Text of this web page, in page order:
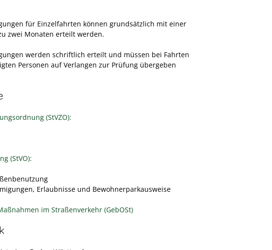
für Einzelfahrten können grundsätzlich mit einer
zwei Monaten erteilt werden.
werden schriftlich erteilt und müssen bei Fahrten
Personen auf Verlangen zur Prüfung übergeben
(StVZO):
(StVO):
Erlaubnisse und Bewohnerparkausweise
im Straßenverkehr (GebOSt)